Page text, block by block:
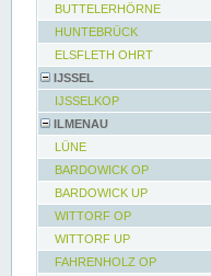
BUTTELERHÖRNE
HUNTEBRÜCK
ELSFLETH OHRT
IJSSEL
IJSSELKOP
ILMENAU
LÜNE
BARDOWICK OP
BARDOWICK UP
WITTORF OP
WITTORF UP
FAHRENHOLZ OP